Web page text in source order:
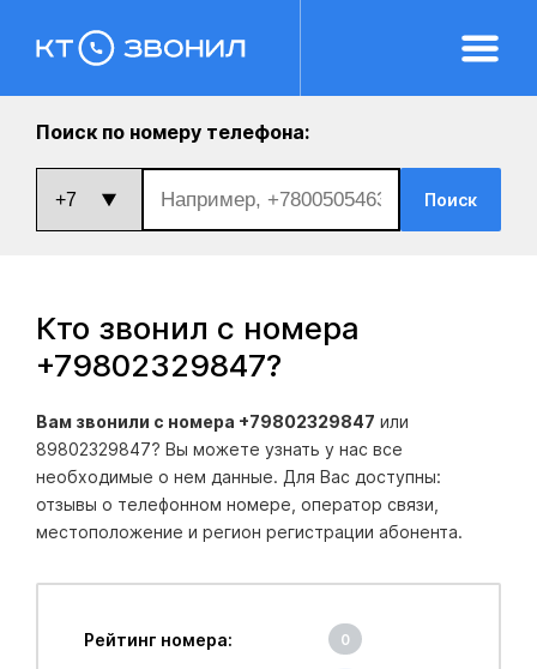
Поиск по номеру телефона:
Поиск
Кто звонил с номера
+79802329847?
Вам звонили с номера +79802329847 или
89802329847? Вы можете узнать у нас все
необходимые о нем данные. Для Вас доступны:
отзывы о телефонном номере, оператор связи,
местоположение и регион регистрации абонента.
Рейтинг номера: 0